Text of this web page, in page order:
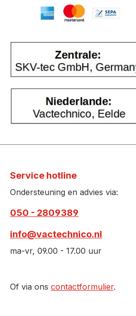
Service hotline
Ondersteuning en advies via:
050 - 2809389
info@vactechnico.nl
ma-vr, 09.00 - 17.00 uur
Of via ons contactformulier.